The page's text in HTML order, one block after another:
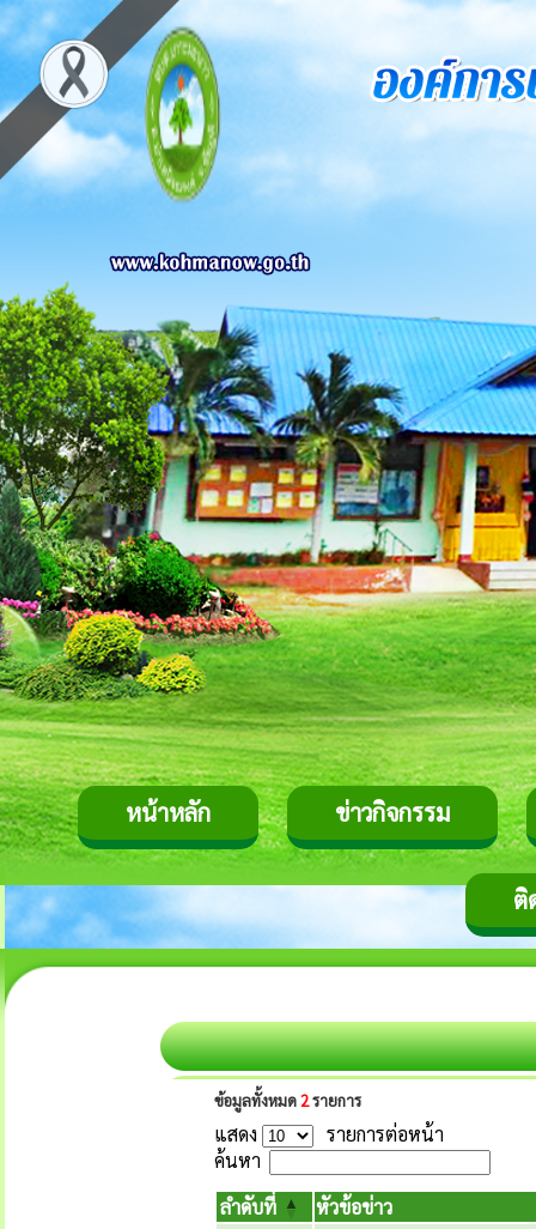
หน้าหลัก ข่าวกิจกรรม
ติ
ข้อมูลทั้งหมด 2รายการ
แสดง
รายการต่อหน้า
ค้นหา
ลำดับที่
หัวข้อข่าว